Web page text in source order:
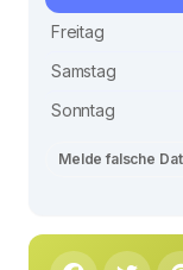
Freitag
Samstag
Sonntag
Melde falsche